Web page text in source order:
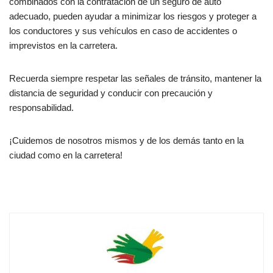
adecuado, pueden ayudar a minimizar los riesgos y proteger a
los conductores y sus vehículos en caso de accidentes o
imprevistos en la carretera.
Recuerda siempre respetar las señales de tránsito, mantener la
distancia de seguridad y conducir con precaución y
responsabilidad.
¡Cuidemos de nosotros mismos y de los demás tanto en la
ciudad como en la carretera!